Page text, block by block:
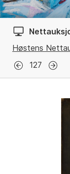
Høstens
127